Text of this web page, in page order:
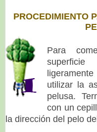
PROCEDIMIENTO
Para
superficie
utilizar la
pelusa.
con un
la dirección del pelo